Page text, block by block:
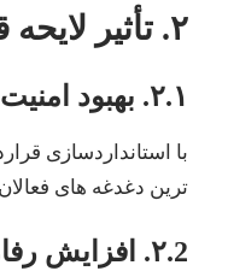
۲. تأثیر لایحه قانون کار دریایی بر زندگی دریانوردان
۲.۱. بهبود امنیت شغلی
با استانداردسازی
ترین دغدغه های
۲.2. افزایش رفاه و کیفیت زندگی دریایی